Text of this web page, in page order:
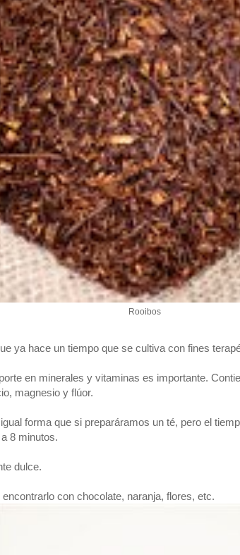
Rooibos
ya hace un tiempo que se cultiva con fines
en minerales y vitaminas es importante.
magnesio y flúor.
forma que si preparáramos un té, pero el
8 minutos.
dulce.
con chocolate, naranja, flores, etc.